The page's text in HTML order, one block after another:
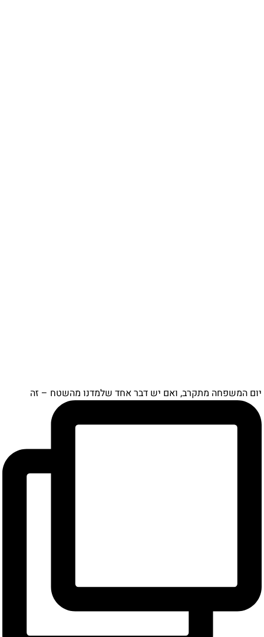
המשפחה מתקרב, ואם יש דבר אחד שלמדנו מהשטח – זה